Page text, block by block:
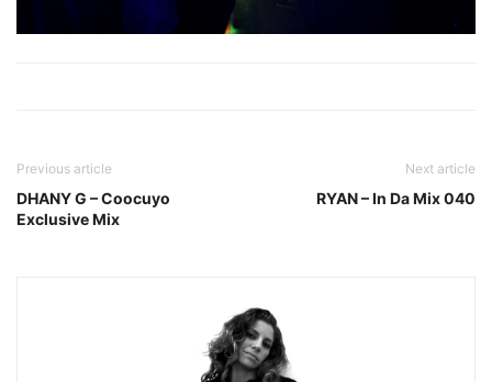
Previous article
DHANY G – Coocuyo
Exclusive Mix
Next article
RYAN – In Da Mix 040